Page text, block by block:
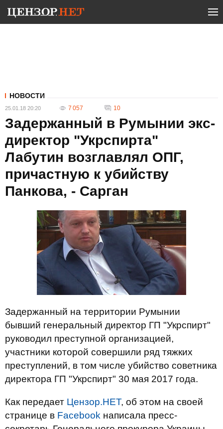
НОВОСТИ
25.01.18 20:20 7 057 10
Задержанный в Румынии экс-
директор "Укрспирта"
Лабутин возглавлял ОПГ,
причастную к убийству
Панкова, - Сарган
Задержанный на территории Румынии
бывший генеральный директор ГП "Укрспирт"
руководил преступной организацией,
участники которой совершили ряд тяжких
преступлений, в том числе убийство советника
директора ГП "Укрспирт" 30 мая 2017 года.
Как передает Цензор.НЕТ, об этом на своей
странице в Facebook написала пресс-